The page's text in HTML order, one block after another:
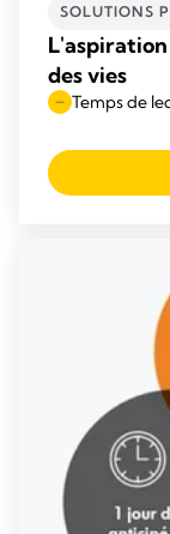
SOLUTIONS
des vies
Temps de